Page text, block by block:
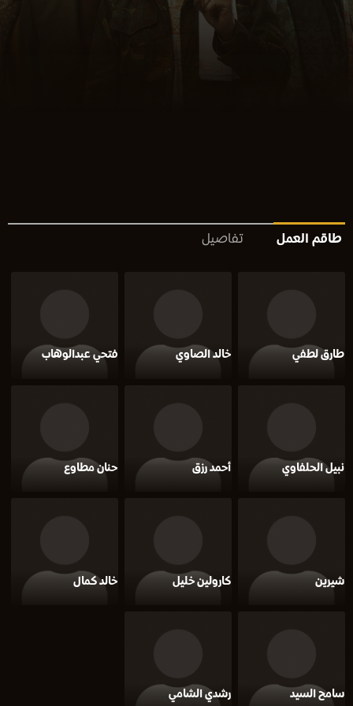
طاقم العمل تفاصيل
طارق لطفي خالد الصاوي فتحي عبدالوهاب
نبيل الحلفاوي أحمد رزق حنان مطاوع
شيرين كارولين خليل خالد كمال
سامح السيد رشدي الشامي